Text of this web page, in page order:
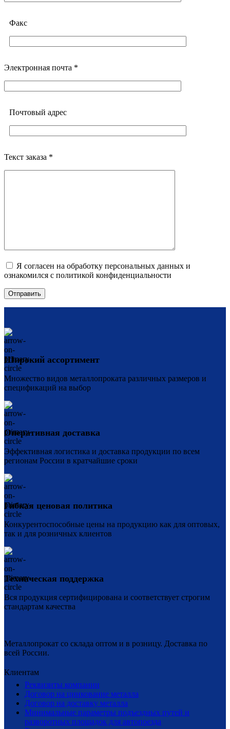
Факс
Электронная почта *
Почтовый адреc
Текст заказа *
Я согласен на обработку персональных данных и
ознакомился с политикой конфиденциальности
Широкий ассортимент
Множество видов металлопроката различных размеров и
спецификаций на выбор
Оперативная доставка
Эффективная логистика и доставка продукции по всем
регионам России в кратчайшие сроки
Гибкая ценовая политика
Конкурентоспособные цены на продукцию как для оптовых,
так и для розничных клиентов
Техническая поддержка
Вся продукция сертифицирована и соответствует строгим
стандартам качества
Металлопрокат со склада оптом и в розницу. Доставка по
всей России.
Клиентам
Реквизиты компании
Договор на цинкование металла
Договор на доставку металла
Минимальные параметры подъездных путей и
разворотных площадок для автопоезда